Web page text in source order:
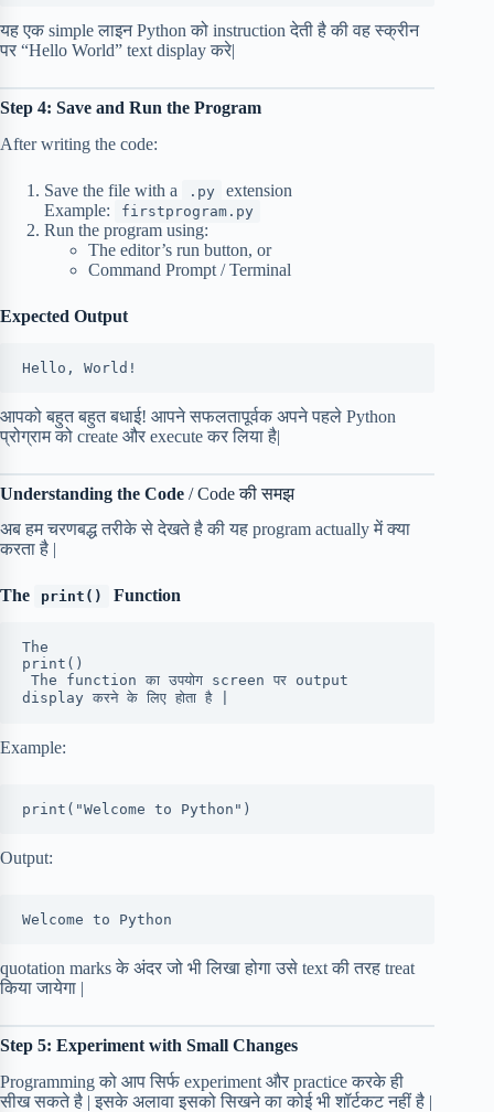
यह एक simple लाइन Python को instruction देती है की वह स्क्रीन
पर “Hello World” text display करे|
Step 4: Save and Run the Program
After writing the code:
Save the file with a .py
extension
Example:
firstprogram.py
Run the program using:
The editor’s run button, or
Command Prompt / Terminal
Expected Output
Hello, World!
आपको बहुत बहुत बधाई! आपने सफलतापूर्वक अपने पहले Python
प्रोग्राम को create और execute कर लिया है|
Understanding the Code / Code की समझ
अब हम चरणबद्ध तरीके से देखते है की यह program actually में क्या
करता है |
The print() Function
The
print()
display करने के लिए होता है |
Example:
print("Welcome to Python")
Output:
Welcome to Python
quotation marks के अंदर जो भी लिखा होगा उसे text की तरह treat
किया जायेगा |
Step 5: Experiment with Small Changes
Programming को आप सिर्फ experiment और practice करके ही
सीख सकते है | इसके अलावा इसको सिखने का कोई भी शॉर्टकट नहीं है |